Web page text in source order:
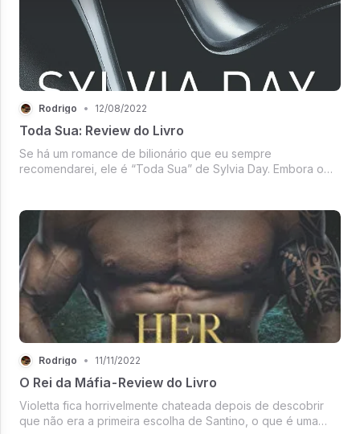
Rodrigo • 12/08/2022
Toda Sua: Review do Livro
Se há um romance de bilionário que eu sempre
recomendarei, ele é “Toda Sua” de Sylvia Day. Embora o
livros favoritos na época), na verdade é...
Rodrigo • 11/11/2022
O Rei da Máfia - Review do Livro
Violetta fica horrivelmente chateada depois de descobrir
que não era a primeira escolha de Santino, o que é uma